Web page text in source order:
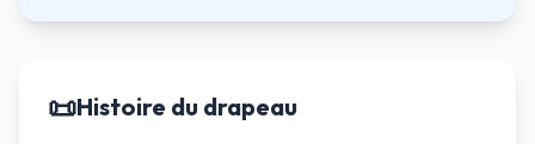
📜Histoire du drapeau